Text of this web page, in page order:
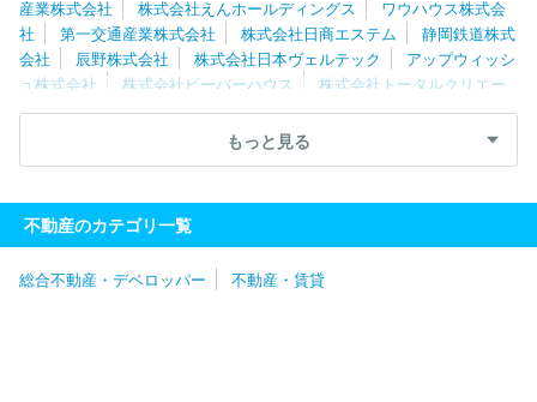
産業株式会社
株式会社えんホールディングス
ワウハウス株式会
社
第一交通産業株式会社 株式会社日商エステム
静岡鉄道株式
会社
辰野株式会社 株式会社日本ヴェルテック
アップウィッシ
ュ株式会社
株式会社ビーバーハウス
株式会社トータルクリエー
ションズ
株式会社エイチ・ツー・オーアセットマネジメント
株
株式会社創生 株式会社日成アドバンス
式会社ハウスコミュニケーション
社
株式会社光アルファクス 株式会社プレサンス
株式会社ゼ
ロ・コーポレーション
ーム
株式会社アイダ設計 株式会社横尾材木店
もっと見る
不動産のカテゴリ一覧
総合不動産・デベロッパー 不動産・賃貸